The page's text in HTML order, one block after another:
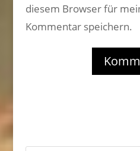
diesem Browser für
Kommentar speichern.